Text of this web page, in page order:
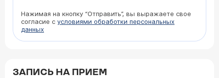
Нажимая на кнопку “Отправить”, вы выражаете свое
согласие с условиями обработки персональных
данных
ЗАПИСЬ НА ПРИЕМ